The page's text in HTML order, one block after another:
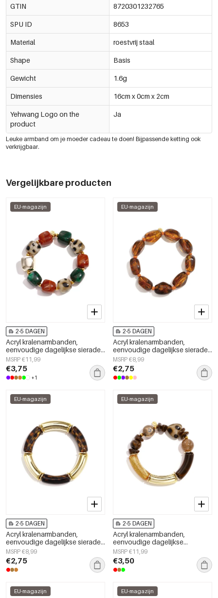
GTIN 8720301232765
SPU ID 8653
Material roestvrij staal
Shape Basis
Gewicht 1.6g
Dimensies 16cm x 0cm x 2cm
Yehwang Logo on the
product
Ja
Leuke armband om je moeder cadeau te doen! Bijpassende ketting ook
verkrijgbaar.
Vergelijkbare producten
EU-magazijn
2-5 DAGEN
Acryl kralenarmbanden,
eenvoudige dagelijkse sieraden
uit de Simple Series voor dames.
MSRP €11,99
€3,75
+1
EU-magazijn
2-5 DAGEN
Acryl kralenarmbanden,
eenvoudige dagelijkse sieraden
uit de Simple Series voor dames.
MSRP €8,99
€2,75
EU-magazijn
2-5 DAGEN
Acryl kralenarmbanden,
eenvoudige dagelijkse sieraden
uit de Simple Series voor dames.
MSRP €8,99
€2,75
EU-magazijn
2-5 DAGEN
Acryl kralenarmbanden,
eenvoudige dagelijkse
kralenserie, damessieraden
MSRP €11,99
€3,50
EU-magazijn EU-magazijn